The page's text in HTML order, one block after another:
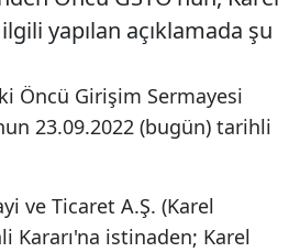
yapılan açıklamada şu
Öncü Girişim Sermayesi
23.09.2022 (bugün) tarihli
ve Ticaret A.Ş. (Karel
Kararı'na istinaden; Karel